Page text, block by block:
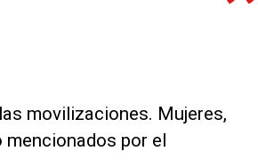
movilizaciones. Mujeres,
mencionados por el